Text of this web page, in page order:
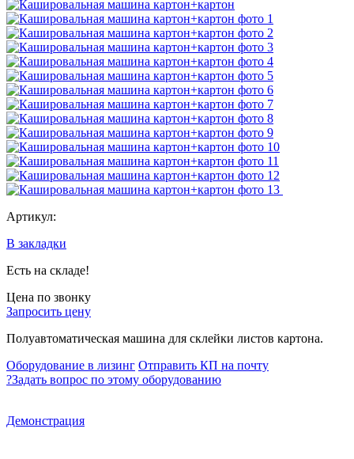
Артикул:
В закладки
Есть на складе!
Цена по звонку
Запросить цену
Полуавтоматическая машина для склейки листов картона.
Оборудование в лизинг Отправить КП на почту
?Задать вопрос по этому оборудованию
Демонстрация